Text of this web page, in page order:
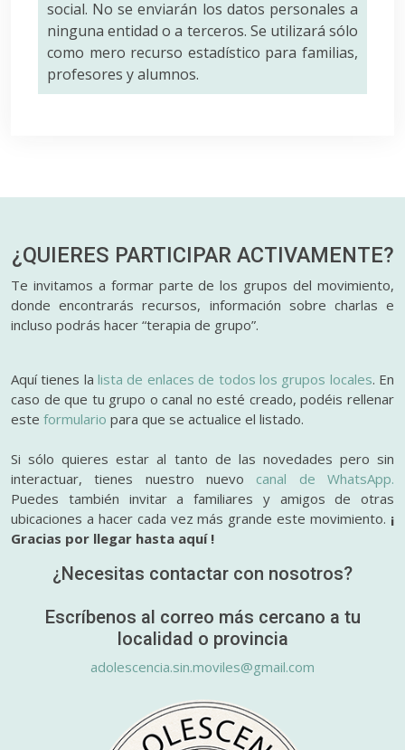
social. No se enviarán los datos personales a
ninguna entidad o a terceros. Se utilizará sólo
como mero recurso estadístico para familias,
profesores y alumnos.
¿QUIERES PARTICIPAR ACTIVAMENTE?
Te invitamos a formar parte de los grupos del movimiento,
donde encontrarás recursos, información sobre charlas e
incluso podrás hacer “terapia de grupo”.
Aquí tienes lalista de enlaces de todos los grupos locales. En
caso de que tu grupo o canal no esté creado, podéis rellenar
este formulario para que se actualice el listado.
Si sólo quieres estar al tanto de las novedades pero sin
interactuar, tienes nuestro nuevo canal de WhatsApp.
Puedes también invitar a familiares y amigos de otras
ubicaciones a hacer cada vez más grande este movimiento. ¡
Gracias por llegar hasta aquí !
¿Necesitas contactar con nosotros?
Escríbenos al correo más cercano a tu
localidad o provincia
adolescencia.sin.moviles@gmail.com